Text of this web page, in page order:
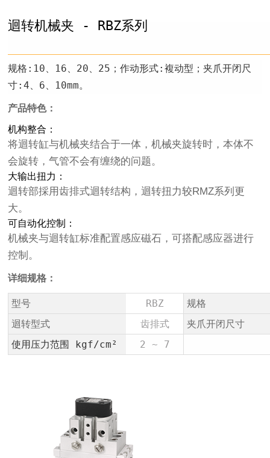
迴转机械夹 - RBZ系列
规格:10、16、20、25；作动形式:複动型；夹爪开闭尺
寸:4、6、10mm。
产品特色：
机构整合：
将迴转缸与机械夹结合于一体，机械夹旋转时，本体不
会旋转，气管不会有缠绕的问题。
大输出扭力：
迴转部採用齿排式迴转结构，迴转扭力较RMZ系列更
大。
可自动化控制：
机械夹与迴转缸标准配置感应磁石，可搭配感应器进行
控制。
详细规格：
型号 RBZ
规格
迴转型式
齿排式
夹爪开闭尺寸
使用压力范围 kgf/cm²
2 ~ 7